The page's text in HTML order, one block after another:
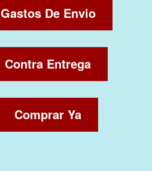
Gastos De Envio
Contra Entrega
Comprar Ya